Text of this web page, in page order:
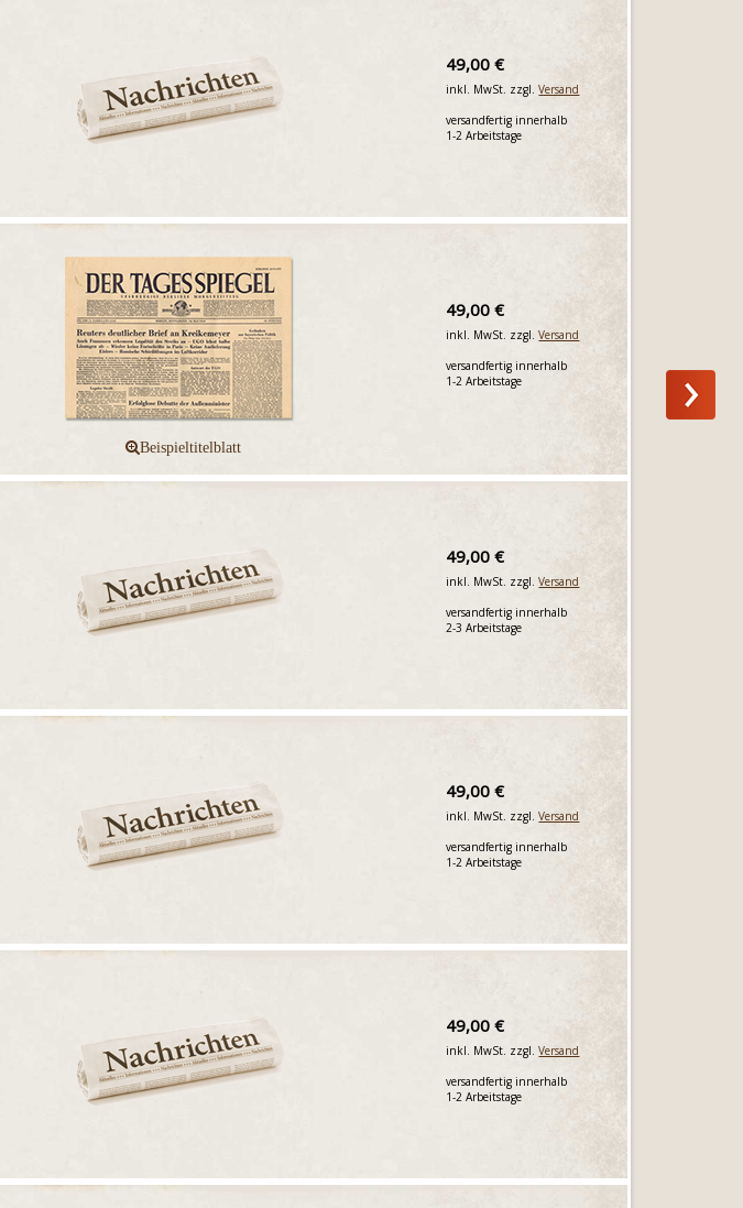
49,00 €
inkl. MwSt. zzgl.Versand
versandfertig innerhalb
1-2 Arbeitstage
49,00 €
inkl. MwSt. zzgl.Versand
versandfertig innerhalb
1-2 Arbeitstage
49,00 €
inkl. MwSt. zzgl.Versand
versandfertig innerhalb
2-3 Arbeitstage
49,00 €
inkl. MwSt. zzgl.Versand
versandfertig innerhalb
1-2 Arbeitstage
49,00 €
inkl. MwSt. zzgl.Versand
versandfertig innerhalb
1-2 Arbeitstage